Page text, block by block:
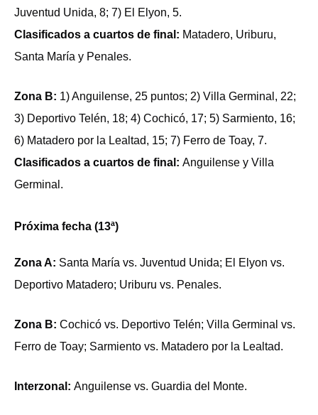
Juventud Unida, 8; 7) El Elyon, 5.
Clasificados a cuartos de final: Matadero, Uriburu,
Santa María y Penales.
Zona B: 1) Anguilense, 25 puntos; 2) Villa Germinal, 22;
3) Deportivo Telén, 18; 4) Cochicó, 17; 5) Sarmiento, 16;
6) Matadero por la Lealtad, 15; 7) Ferro de Toay, 7.
Clasificados a cuartos de final: Anguilense y Villa
Germinal.
Próxima fecha (13ª)
Zona A: Santa María vs. Juventud Unida; El Elyon vs.
Deportivo Matadero; Uriburu vs. Penales.
Zona B: Cochicó vs. Deportivo Telén; Villa Germinal vs.
Ferro de Toay; Sarmiento vs. Matadero por la Lealtad.
Interzonal: Anguilense vs. Guardia del Monte.